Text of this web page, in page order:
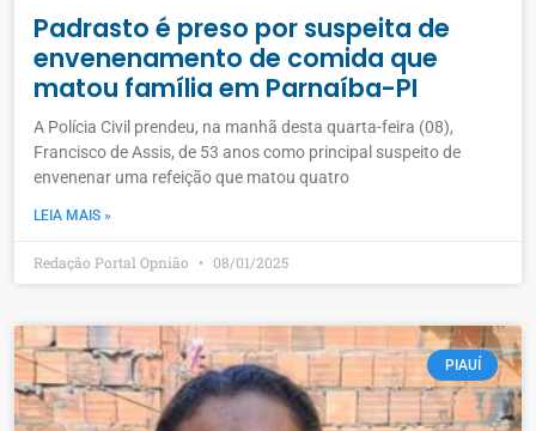
Padrasto é preso por suspeita de
envenenamento de comida que
matou família em Parnaíba-PI
A Polícia Civil prendeu, na manhã desta quarta-feira (08),
Francisco de Assis, de 53 anos como principal suspeito de
envenenar uma refeição que matou quatro
LEIA MAIS »
Redação Portal Opnião 08/01/2025
PIAUÍ